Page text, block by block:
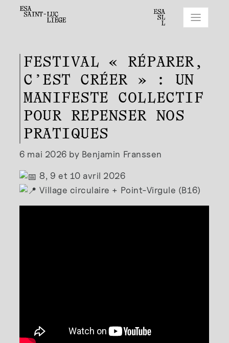
FESTIVAL « RÉPARER,
C’EST CRÉER » : UN
MANIFESTE COLLECTIF
POUR REPENSER NOS
PRATIQUES
6 mai 2026 by Benjamin Franssen
8, 9 et 10 avril 2026
Village circulaire + Point-Virgule (B16)